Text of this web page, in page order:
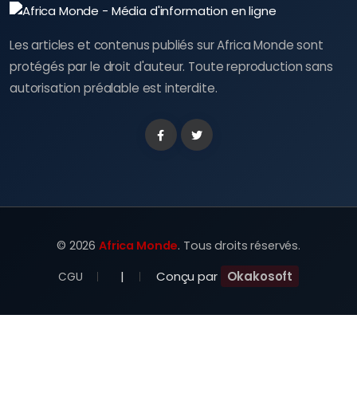
Les articles et contenus publiés sur Africa Monde sont
protégés par le droit d'auteur. Toute reproduction sans
autorisation préalable est interdite.
FacebookTwitter
© 2026 Africa Monde. Tous droits réservés.
CGU | Conçu par Okakosoft